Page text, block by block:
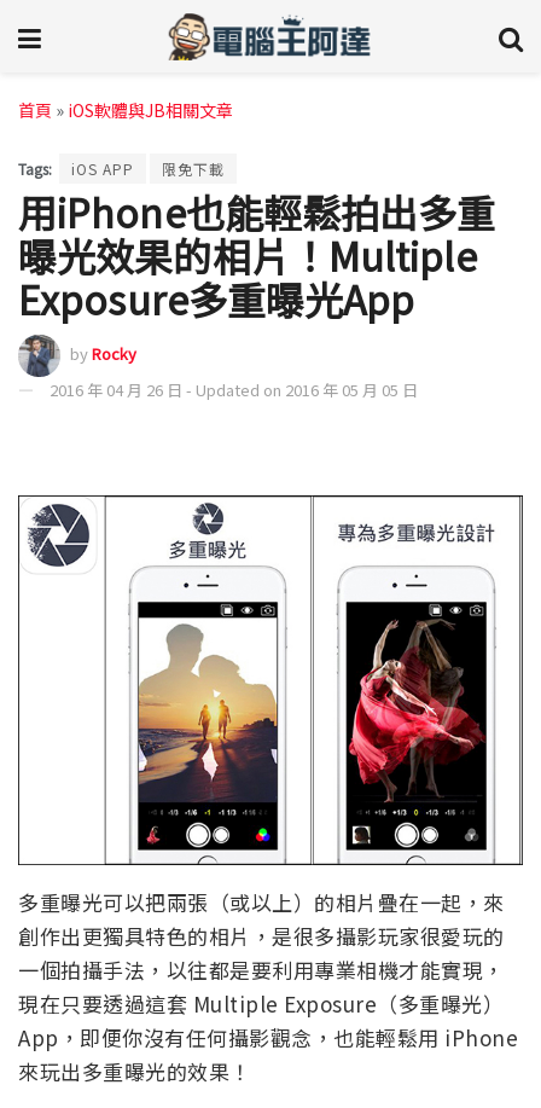
首頁 » iOS軟體與JB相關文章
Tags: iOS APP 限免下載
用iPhone也能輕鬆拍出多重
曝光效果的相片！Multiple
Exposure多重曝光App
byRocky
2016 年 04 月 26 日 - Updated on 2016 年 05 月 05 日
多重曝光可以把兩張（或以上）的相片疊在一起，來
創作出更獨具特色的相片，是很多攝影玩家很愛玩的
一個拍攝手法，以往都是要利用專業相機才能實現，
現在只要透過這套 Multiple Exposure（多重曝光）
App，即便你沒有任何攝影觀念，也能輕鬆用 iPhone
來玩出多重曝光的效果！